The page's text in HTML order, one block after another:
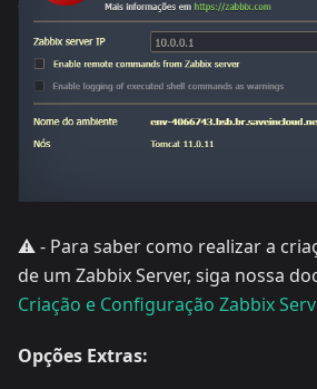
⚠️ - Para saber como realizar a
de um Zabbix Server, siga nossa
Criação e Configuração Zabbix
Opções Extras: